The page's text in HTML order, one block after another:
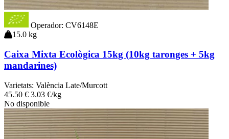
Operador: CV6148E
15.0 kg
Caixa Mixta Ecològica 15kg (10kg taronges + 5kg
mandarines)
Varietats: València Late/Murcott
45.50 € 3.03 €/kg
No disponible